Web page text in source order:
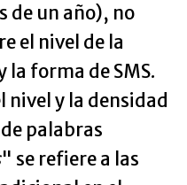
de un año), no
el nivel de la
forma de SMS.
nivel y la densidad
palabras
" se refiere a las